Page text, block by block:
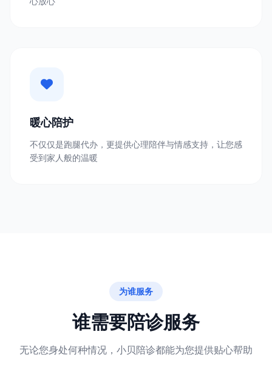
暖心陪护
不仅仅是跑腿代办，更提供心理陪伴与情感支持，让您感
受到家人般的温暖
为谁服务
谁需要陪诊服务
无论您身处何种情况，小贝陪诊都能为您提供贴心帮助